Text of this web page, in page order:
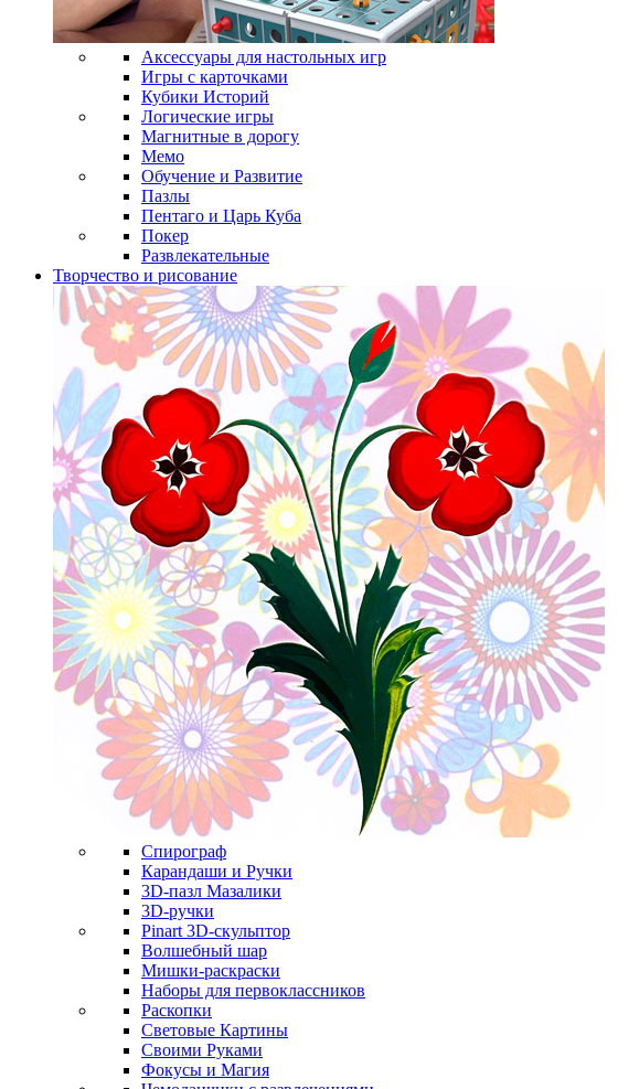
Аксессуары для настольных игр
Игры с карточками
Кубики Историй
Логические игры
Магнитные в дорогу
Мемо
Обучение и Развитие
Пазлы
Пентаго и Царь Куба
Покер
Развлекательные
Творчество и рисование
Спирограф
Карандаши и Ручки
3D-пазл Мазалики
3D-ручки
Pinart 3D-скульптор
Волшебный шар
Мишки-раскраски
Наборы для первоклассников
Раскопки
Световые Картины
Своими Руками
Фокусы и Магия